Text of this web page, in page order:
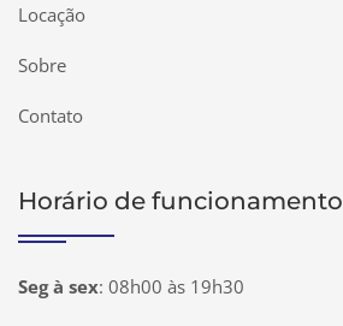
Locação
Sobre
Contato
Horário de funcionamento
Seg à sex: 08h00 às 19h30